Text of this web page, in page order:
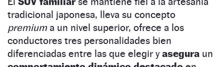
tradicional japonesa, lleva su concepto
premiuma un nivel superior, ofrece a los
conductores tres personalidades bien
diferenciadas entre las que elegir yasegura un